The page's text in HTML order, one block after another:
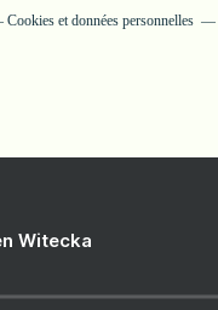
Cookies et données personnelles
Witecka